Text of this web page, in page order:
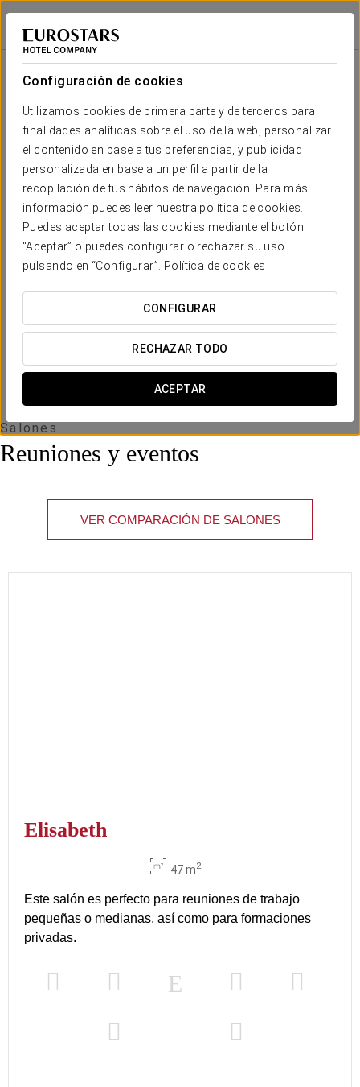
Configuración de cookies
Utilizamos cookies de primera parte y de terceros para
finalidades analíticas sobre el uso de la web, personalizar
el contenido en base a tus preferencias, y publicidad
personalizada en base a un perfil a partir de la
recopilación de tus hábitos de navegación. Para más
información puedes leer nuestra política de cookies.
Puedes aceptar todas las cookies mediante el botón
“Aceptar” o puedes configurar o rechazar su uso
pulsando en “Configurar”.
Política de cookies
CONFIGURAR
RECHAZAR TODO
ACEPTAR
Exe Budapest Center
BUDAPEST
Tu evento en
SOLICITAR PRESUPUESTO
Salones
Reuniones y eventos
VER COMPARACIÓN DE SALONES
Sala
U
Elisabeth
47 m
altura
10 30 20 10 - 30
Danube II
x m
altura
20 60 30 20 - 50
Danube I &
II
142 m 2 50 95 70 50 -
Elisabeth
47 m2
Este salón es perfecto para reuniones de trabajo
pequeñas o medianas, así como para formaciones
privadas.